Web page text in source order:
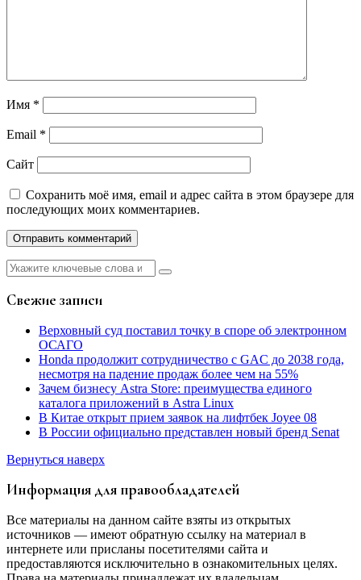
Имя *
Email *
Сайт
Сохранить моё имя, email и адрес сайта в этом браузере для
последующих моих комментариев.
Найти:
Свежие записи
Верховный суд поставил точку в споре об электронном
ОСАГО
Honda продолжит сотрудничество с GAC до 2038 года,
несмотря на падение продаж более чем на 55%
Зачем бизнесу Astra Store: преимущества единого
каталога приложений в Astra Linux
В Китае открыт прием заявок на лифтбек Joyee 08
В России официально представлен новый бренд Senat
Вернуться наверх
Информация для правообладателей
Все материалы на данном сайте взяты из открытых
источников — имеют обратную ссылку на материал в
интернете или присланы посетителями сайта и
предоставляются исключительно в ознакомительных целях.